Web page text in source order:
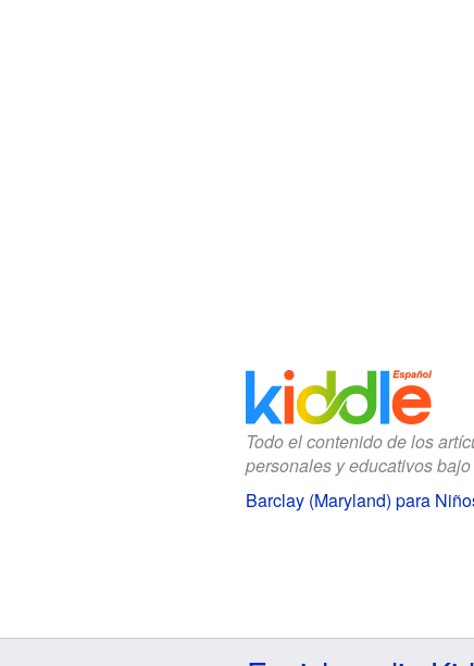
Todo el contenido de los
personales y educativos
Barclay (Maryland) para